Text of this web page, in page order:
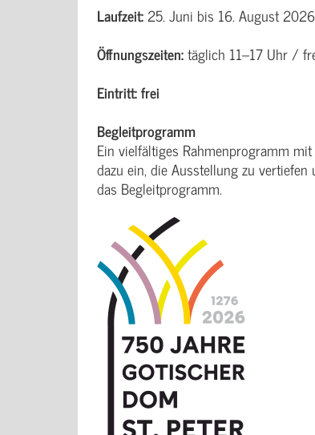
Laufzeit:25. Juni bis 16. August 2026
Öffnungszeiten:täglich 11–17 Uhr /
Eintritt: frei
Begleitprogramm
Ein vielfältiges Rahmenprogramm
dazu ein, die Ausstellung zu
das Begleitprogramm.